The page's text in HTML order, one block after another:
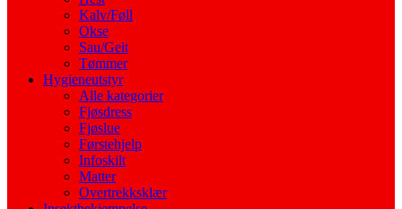
Kalv/Føll
Okse
Sau/Geit
Tømmer
Hygieneutstyr
Alle kategorier
Fjøsdress
Fjøslue
Førstehjelp
Infoskilt
Matter
Overtrekksklær